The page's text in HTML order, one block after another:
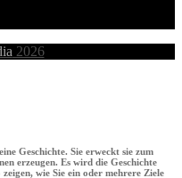
2026
Geschichte. Sie erweckt sie zum
erzeugen. Es wird die Geschichte
wie Sie ein oder mehrere Ziele